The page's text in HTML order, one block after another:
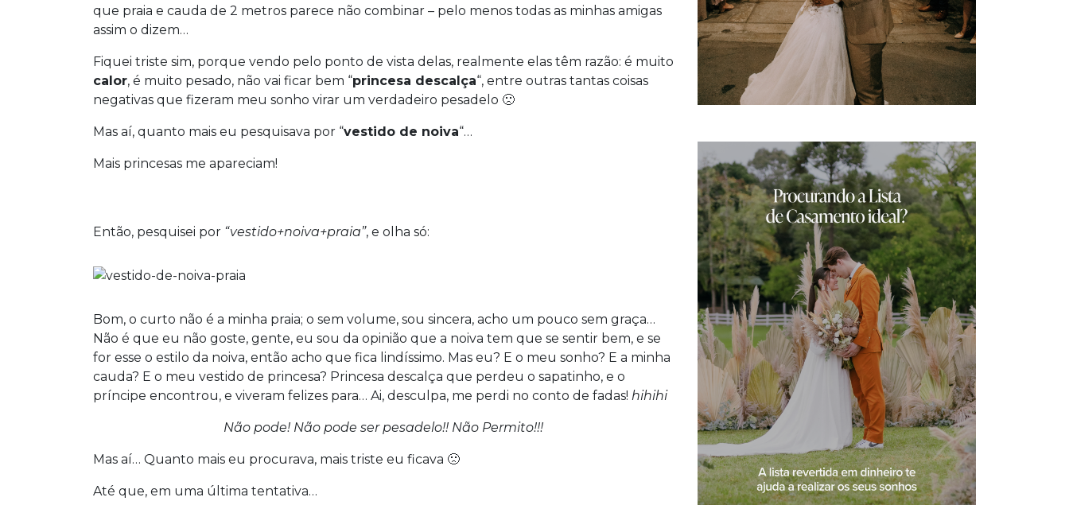
que praia e cauda de 2 metros parece não combinar – pelo menos todas as minhas amigas
assim o dizem…
Fiquei triste sim, porque vendo pelo ponto de vista delas, realmente elas têm razão: é muito
calor, é muito pesado, não vai ficar bem “princesa descalça“, entre outras tantas coisas
negativas que fizeram meu sonho virar um verdadeiro pesadelo 🙁
Mas aí, quanto mais eu pesquisava por “vestido de noiva“…
Mais princesas me apareciam!
Então, pesquisei por “vestido+noiva+praia”, e olha só:
Bom, o curto não é a minha praia; o sem volume, sou sincera, acho um pouco sem graça…
Não é que eu não goste, gente, eu sou da opinião que a noiva tem que se sentir bem, e se
for esse o estilo da noiva, então acho que fica lindíssimo. Mas eu? E o meu sonho? E a minha
cauda? E o meu vestido de princesa? Princesa descalça que perdeu o sapatinho, e o
príncipe encontrou, e viveram felizes para… Ai, desculpa, me perdi no conto de fadas! hihihi
Não pode! Não pode ser pesadelo!! Não Permito!!!
Mas aí… Quanto mais eu procurava, mais triste eu ficava 🙁
Até que, em uma última tentativa…